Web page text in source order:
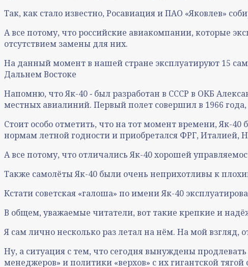
Так, как стало известно, Росавиация и ПАО «Яковлев»
А все потому, что российские авиакомпании, которые
отсутствием замены для них.
На данный момент в нашей стране эксплуатируют 15
Дальнем Востоке
Напомню, что Як-40 ‑ был разработан в СССР в ОКБ
местных авиалиний. Первый полет совершил в 1966 года,
Стоит особо отметить, что на тот момент времени, Як-
нормам летной годности и приобретался ФРГ, Италией,
А все потому, что отличались Як-40 хорошей
Также самолёты Як-40 были очень неприхотливы к
Кстати советская «галоша» по имени Як-40
В общем, уважаемые читатели, вот такие крепкие и
Я сам лично несколько раз летал на нём. На мой взгляд,
Ну, а ситуация с тем, что сегодня вынуждены
менеджеров» и политики «верхов» с их гигантской